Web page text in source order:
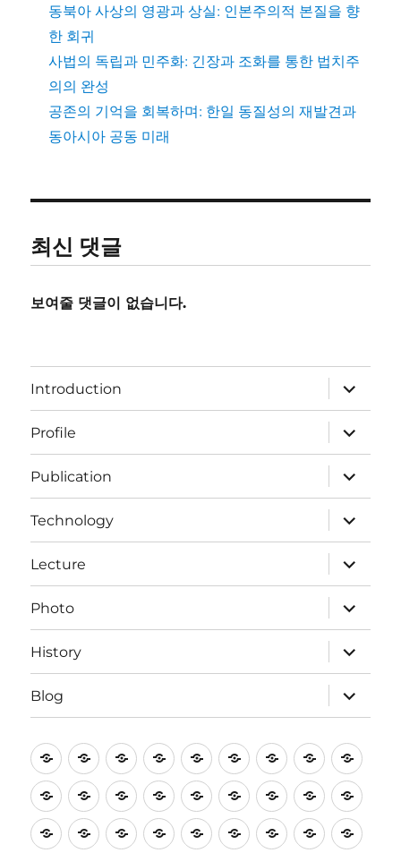
동북아 사상의 영광과 상실: 인본주의적 본질을 향
한 회귀
사법의 독립과 민주화: 긴장과 조화를 통한 법치주
의의 완성
공존의 기억을 회복하며: 한일 동질성의 재발견과
동아시아 공동 미래
최신 댓글
보여줄 댓글이 없습니다.
Introduction
하
위
메
뉴
확
장
Profile
하
위
메
뉴
확
장
Publication
하
위
메
뉴
확
장
Technology
하
위
메
뉴
확
장
Lecture
하
위
메
뉴
확
장
Photo
하
위
메
뉴
확
장
History
하
위
메
뉴
확
장
Blog
하
위
메
확
장
ProfileProfileProfileProfileProfileProfilePublicationPublication
PublicationPublicationPublication
LectureLectureLectureLectureLecture
Photo Photo Photo Photo Photo Photo Blog Blog Blog